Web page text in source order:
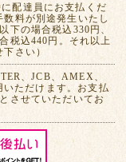
配達員にお支払くだ
数料が別途発生いたし
下の場合税込330円、
税込440円。それ以上
さい）
、JCB、AMEX、
ただけます。お支払
させていただいてお